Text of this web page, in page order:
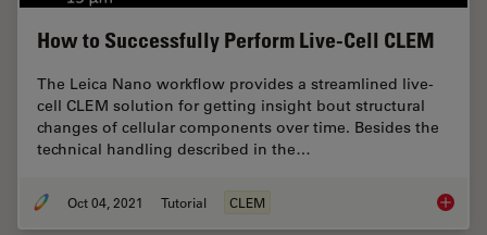
How to Successfully Perform Live-Cell CLEM
The Leica Nano workflow provides a streamlined live-
cell CLEM solution for getting insight bout structural
changes of cellular components over time. Besides the
technical handling described in the…
Oct 04, 2021 Tutorial CLEM How to